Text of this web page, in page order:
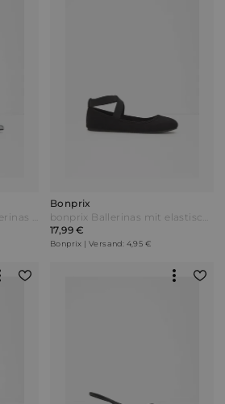
bonprix Spitze Sling-Ballerinas Silber
Bonprix
bonprix Ballerinas mit elastischen Riemen Schwarz
17,99 €
Bonprix | Versand: 4,95 €